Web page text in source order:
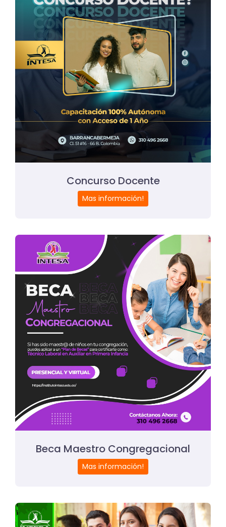
Concurso Docente
Mas información!
Beca Maestro Congregacional
Mas información!